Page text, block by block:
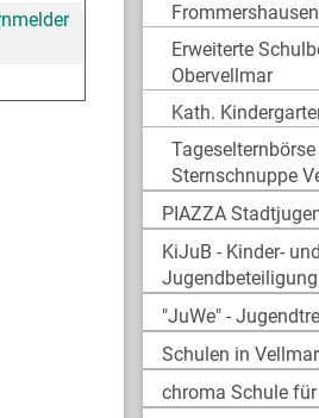
Frommershausen
Erweiterte
Obervellmar
Kath.
Tageselternbörse
Sternschnuppe
PIAZZA
KiJuB - Kinder- und
Jugendbeteiligung
"JuWe" -
Schulen in Vellmar
chroma Schule